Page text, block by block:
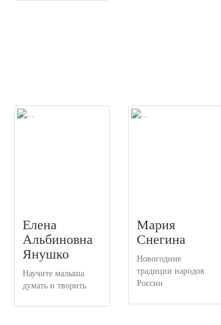
Елена
Альбиновна
Янушко
Научите малыша
думать и творить
Мария
Снегина
Новогодние
традиции народов
России